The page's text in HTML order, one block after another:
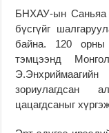
БНХАУ-ын Саньяа
бүсгүйг
байна. 120 орны
тэмцээнд
зориулагдсан
цацагдсаныг